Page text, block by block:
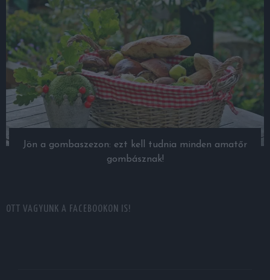
Jön a gombaszezon: ezt kell tudnia minden amatőr
gombásznak!
OTT VAGYUNK A FACEBOOKON IS!